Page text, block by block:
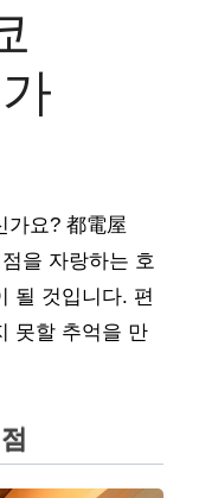
가요? 都電屋
을 자랑하는 호
될 것입니다. 편
못할 추억을 만